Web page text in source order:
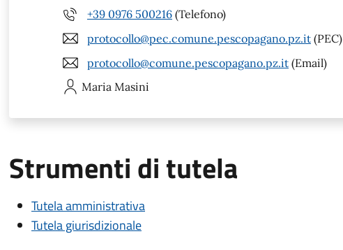
+39 0976 500216 (Telefono)
protocollo@pec.comune.pescopagano.pz.it (PEC)
protocollo@comune.pescopagano.pz.it (Email)
Maria Masini
Strumenti di tutela
Tutela amministrativa
Tutela giurisdizionale